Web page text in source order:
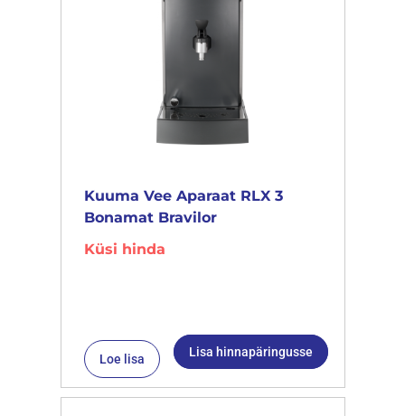
Kuuma Vee Aparaat RLX 3
Bonamat Bravilor
Küsi hinda
Loe lisa Lisa hinnapäringusse